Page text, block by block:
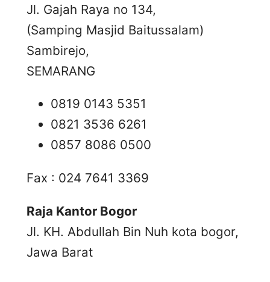
Jl. Gajah Raya no 134,
(Samping Masjid Baitussalam)
Sambirejo,
SEMARANG
0819 0143 5351
0821 3536 6261
0857 8086 0500
Fax : 024 7641 3369
Raja Kantor Bogor
Jl. KH. Abdullah Bin Nuh kota bogor,
Jawa Barat